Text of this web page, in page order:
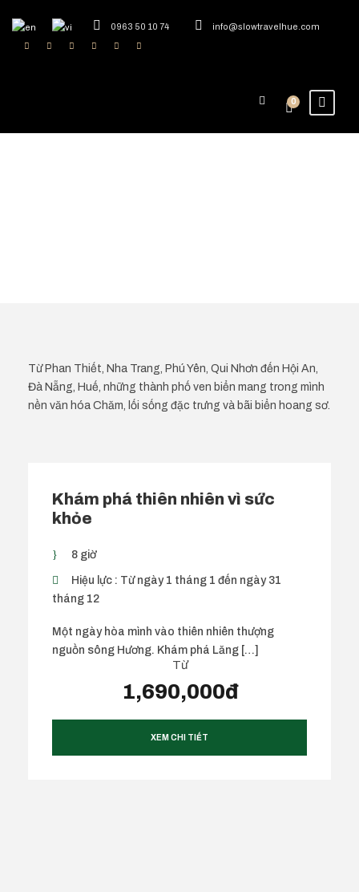
0963 50 10 74 info@slowtravelhue.com
0
Từ Phan Thiết, Nha Trang, Phú Yên, Qui Nhơn đến Hội An,
Đà Nẵng, Huế, những thành phố ven biển mang trong mình
nền văn hóa Chăm, lối sống đặc trưng và bãi biển hoang sơ.
Khám phá thiên nhiên vì sức
khỏe
8 giờ
Hiệu lực : Từ ngày 1 tháng 1 đến ngày 31
tháng 12
Một ngày hòa mình vào thiên nhiên thượng
nguồn sông Hương. Khám phá Lăng […]
Từ
1,690,000đ
XEM CHI TIẾT